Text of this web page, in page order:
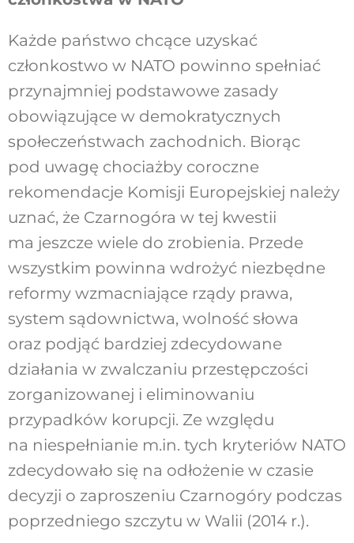
Każde państwo chcące uzyskać
członkostwo w NATO powinno spełniać
przynajmniej podstawowe zasady
obowiązujące w demokratycznych
społeczeństwach zachodnich. Biorąc
pod uwagę chociażby coroczne
rekomendacje Komisji Europejskiej należy
uznać, że Czarnogóra w tej kwestii
ma jeszcze wiele do zrobienia. Przede
wszystkim powinna wdrożyć niezbędne
reformy wzmacniające rządy prawa,
system sądownictwa, wolność słowa
oraz podjąć bardziej zdecydowane
działania w zwalczaniu przestępczości
zorganizowanej i eliminowaniu
przypadków korupcji. Ze względu
na niespełnianie m.in. tych kryteriów NATO
zdecydowało się na odłożenie w czasie
decyzji o zaproszeniu Czarnogóry podczas
poprzedniego szczytu w Walii (2014 r.).